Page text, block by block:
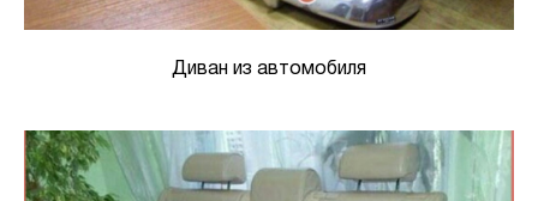
Диван из автомобиля